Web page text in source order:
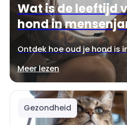
Wat is de leeftijd
hond in
Ontdek hoe oud je hond is
Meer lezen
Gezondheid